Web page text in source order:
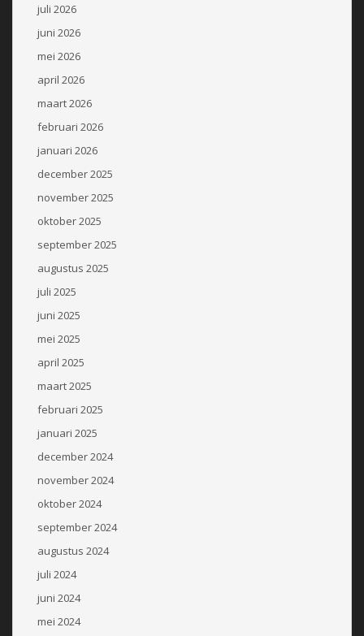
juli 2026
juni 2026
mei 2026
april 2026
maart 2026
februari 2026
januari 2026
december 2025
november 2025
oktober 2025
september 2025
augustus 2025
juli 2025
juni 2025
mei 2025
april 2025
maart 2025
februari 2025
januari 2025
december 2024
november 2024
oktober 2024
september 2024
augustus 2024
juli 2024
juni 2024
mei 2024